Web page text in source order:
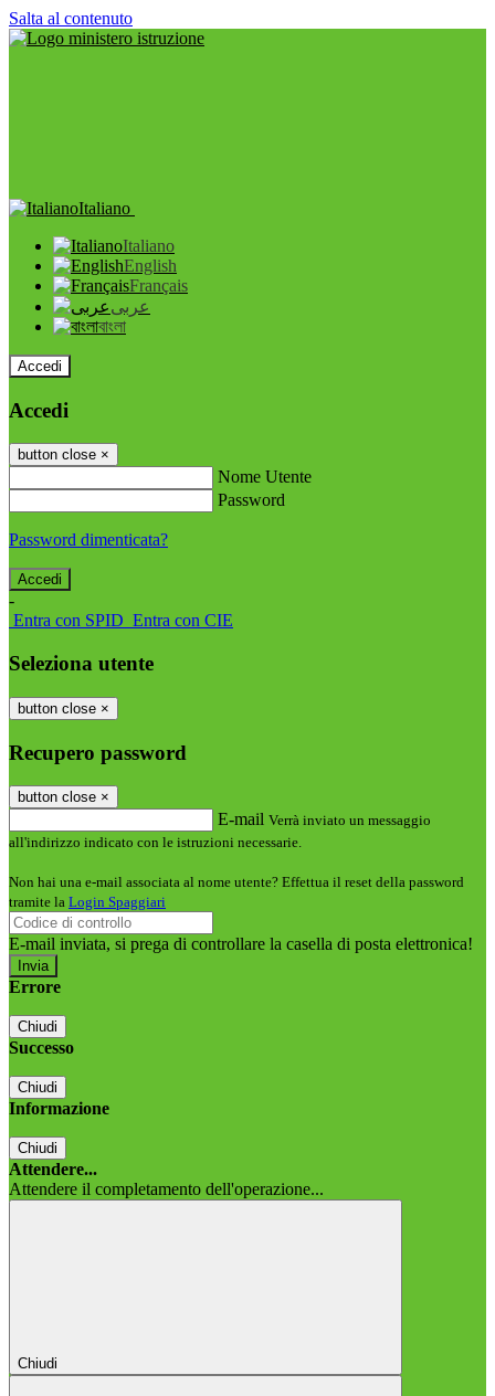
Salta al contenuto
Italiano
Italiano
English
Français
عربى
বাংলা
Accedi
Accedi
button close ×
Nome Utente
Password
Password dimenticata?
-
Entra con SPID Entra con CIE
Seleziona utente
button close ×
Recupero password
button close ×
E-mail Verrà inviato un messaggio
all'indirizzo indicato con le istruzioni necessarie.
Non hai una e-mail associata al nome utente? Effettua il reset della password
tramite la Login Spaggiari
E-mail inviata, si prega di controllare la casella di posta elettronica!
Errore
Chiudi
Successo
Chiudi
Informazione
Chiudi
Attendere...
Attendere il completamento dell'operazione...
Chiudi